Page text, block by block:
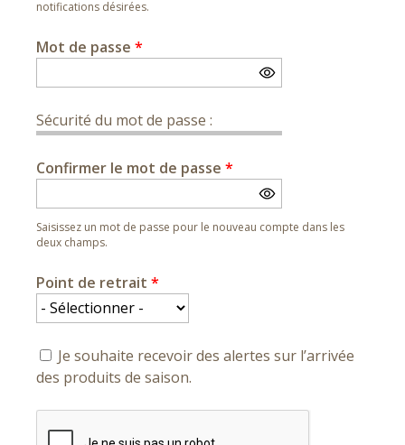
notifications désirées.
Mot de passe *
Sécurité du mot de passe :
Confirmer le mot de passe *
Saisissez un mot de passe pour le nouveau compte dans les
deux champs.
Point de retrait *
Je souhaite recevoir des alertes sur l’arrivée
des produits de saison.